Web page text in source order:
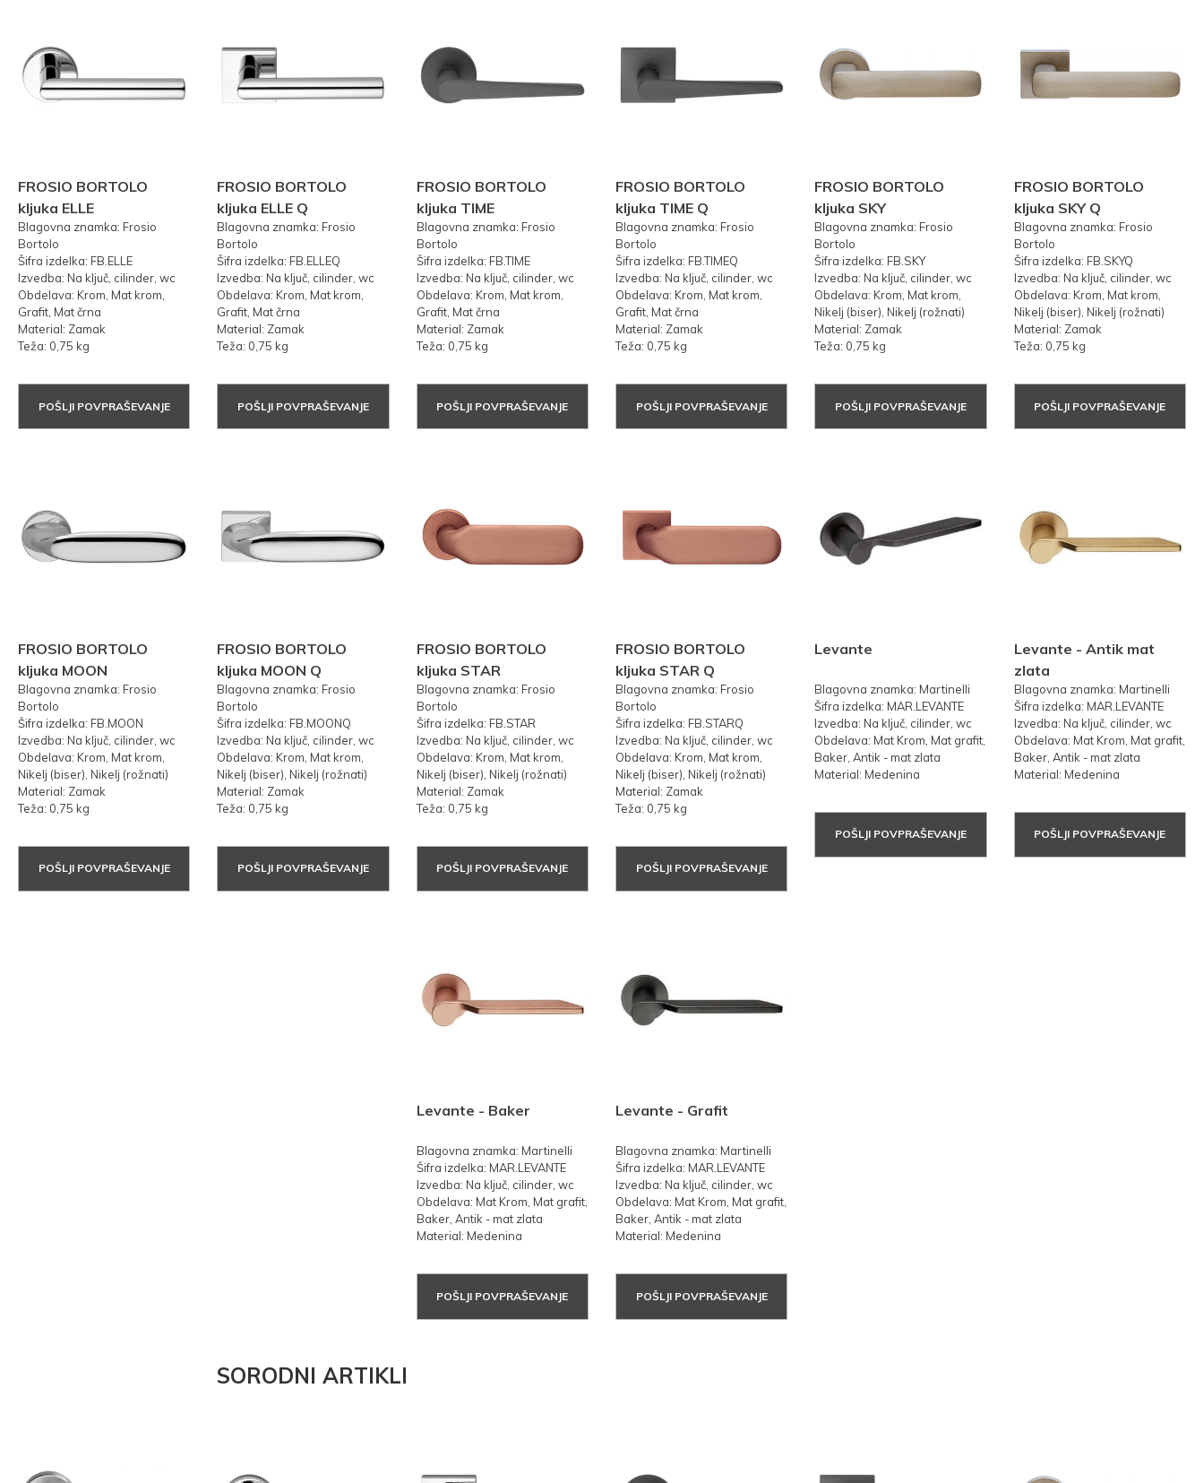
FROSIO BORTOLO
kljuka ELLE
Blagovna znamka: Frosio
Bortolo
Šifra izdelka: FB.ELLE
Izvedba: Na ključ, cilinder, wc
Obdelava: Krom, Mat krom,
Grafit, Mat črna
Material: Zamak
Teža: 0,75 kg
POŠLJI POVPRAŠEVANJE
FROSIO BORTOLO
kljuka ELLE Q
Blagovna znamka: Frosio
Bortolo
Šifra izdelka: FB.ELLEQ
Izvedba: Na ključ, cilinder, wc
Obdelava: Krom, Mat krom,
Grafit, Mat črna
Material: Zamak
Teža: 0,75 kg
POŠLJI POVPRAŠEVANJE
FROSIO BORTOLO
kljuka TIME
Blagovna znamka: Frosio
Bortolo
Šifra izdelka: FB.TIME
Izvedba: Na ključ, cilinder, wc
Obdelava: Krom, Mat krom,
Grafit, Mat črna
Material: Zamak
Teža: 0,75 kg
POŠLJI POVPRAŠEVANJE
FROSIO BORTOLO
kljuka TIME Q
Blagovna znamka: Frosio
Bortolo
Šifra izdelka: FB.TIMEQ
Izvedba: Na ključ, cilinder, wc
Obdelava: Krom, Mat krom,
Grafit, Mat črna
Material: Zamak
Teža: 0,75 kg
POŠLJI POVPRAŠEVANJE
FROSIO BORTOLO
kljuka SKY
Blagovna znamka: Frosio
Bortolo
Šifra izdelka: FB.SKY
Izvedba: Na ključ, cilinder, wc
Obdelava: Krom, Mat krom,
Nikelj (biser), Nikelj (rožnati)
Material: Zamak
Teža: 0,75 kg
POŠLJI POVPRAŠEVANJE
FROSIO BORTOLO
kljuka SKY Q
Blagovna znamka: Frosio
Bortolo
Šifra izdelka: FB.SKYQ
Izvedba: Na ključ, cilinder, wc
Obdelava: Krom, Mat krom,
Nikelj (biser), Nikelj (rožnati)
Material: Zamak
Teža: 0,75 kg
POŠLJI POVPRAŠEVANJE
FROSIO BORTOLO
kljuka MOON
Blagovna znamka: Frosio
Bortolo
Šifra izdelka: FB.MOON
Izvedba: Na ključ, cilinder, wc
Obdelava: Krom, Mat krom,
Nikelj (biser), Nikelj (rožnati)
Material: Zamak
Teža: 0,75 kg
POŠLJI POVPRAŠEVANJE
FROSIO BORTOLO
kljuka MOON Q
Blagovna znamka: Frosio
Bortolo
Šifra izdelka: FB.MOONQ
Izvedba: Na ključ, cilinder, wc
Obdelava: Krom, Mat krom,
Nikelj (biser), Nikelj (rožnati)
Material: Zamak
Teža: 0,75 kg
POŠLJI POVPRAŠEVANJE
FROSIO BORTOLO
kljuka STAR
Blagovna znamka: Frosio
Bortolo
Šifra izdelka: FB.STAR
Izvedba: Na ključ, cilinder, wc
Obdelava: Krom, Mat krom,
Nikelj (biser), Nikelj (rožnati)
Material: Zamak
Teža: 0,75 kg
POŠLJI POVPRAŠEVANJE
FROSIO BORTOLO
kljuka STAR Q
Blagovna znamka: Frosio
Bortolo
Šifra izdelka: FB.STARQ
Izvedba: Na ključ, cilinder, wc
Obdelava: Krom, Mat krom,
Nikelj (biser), Nikelj (rožnati)
Material: Zamak
Teža: 0,75 kg
POŠLJI POVPRAŠEVANJE
Levante
Blagovna znamka: Martinelli
Šifra izdelka: MAR.LEVANTE
Izvedba: Na ključ, cilinder, wc
Obdelava: Mat Krom, Mat grafit,
Baker, Antik - mat zlata
Material: Medenina
POŠLJI POVPRAŠEVANJE
Levante - Antik mat
zlata
Blagovna znamka: Martinelli
Šifra izdelka: MAR.LEVANTE
Izvedba: Na ključ, cilinder, wc
Obdelava: Mat Krom, Mat grafit,
Baker, Antik - mat zlata
Material: Medenina
POŠLJI POVPRAŠEVANJE
Levante - Baker
Blagovna znamka: Martinelli
Šifra izdelka: MAR.LEVANTE
Izvedba: Na ključ, cilinder, wc
Obdelava: Mat Krom, Mat grafit,
Baker, Antik - mat zlata
Material: Medenina
POŠLJI POVPRAŠEVANJE
Levante - Grafit
Blagovna znamka: Martinelli
Šifra izdelka: MAR.LEVANTE
Izvedba: Na ključ, cilinder, wc
Obdelava: Mat Krom, Mat grafit,
Baker, Antik - mat zlata
Material: Medenina
POŠLJI POVPRAŠEVANJE
SORODNI ARTIKLI